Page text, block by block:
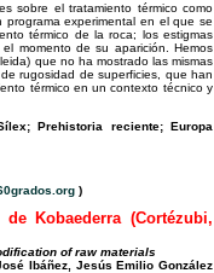
sobre el tratamiento térmico como
experimental en el que se
térmico de la roca; los estigmas
momento de su aparición. Hemos
que no ha mostrado las mismas
rugosidad de superficies, que han
térmico en un contexto técnico y
Prehistoria reciente; Europa
)
Kobaederra (Cortézubi,
of raw materials
Ibáñez, Jesús Emilio González